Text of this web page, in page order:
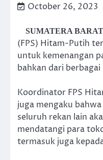
October 26, 2023
SUMATERA BARAT
(FPS) Hitam-Putih
untuk kemenangan
bahkan dari
Koordinator FPS
juga mengaku
seluruh rekan lain
mendatangi para
termasuk juga